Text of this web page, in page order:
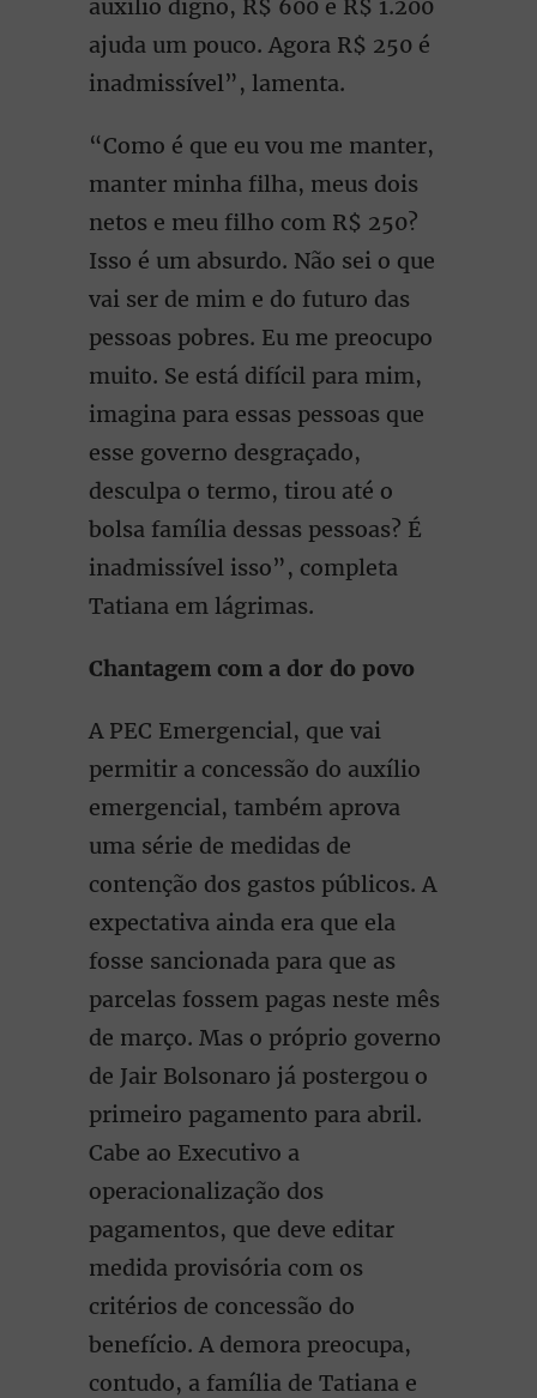
auxílio digno, R$ 600 e R$ 1.200
ajuda um pouco. Agora R$ 250 é
inadmissível”, lamenta.
“Como é que eu vou me manter,
manter minha filha, meus dois
netos e meu filho com R$ 250?
Isso é um absurdo. Não sei o que
vai ser de mim e do futuro das
pessoas pobres. Eu me preocupo
muito. Se está difícil para mim,
imagina para essas pessoas que
esse governo desgraçado,
desculpa o termo, tirou até o
bolsa família dessas pessoas? É
inadmissível isso”, completa
Tatiana em lágrimas.
Chantagem com a dor do povo
A PEC Emergencial, que vai
permitir a concessão do auxílio
emergencial, também aprova
uma série de medidas de
contenção dos gastos públicos. A
expectativa ainda era que ela
fosse sancionada para que as
parcelas fossem pagas neste mês
de março. Mas o próprio governo
de Jair Bolsonaro já postergou o
primeiro pagamento para abril.
Cabe ao Executivo a
operacionalização dos
pagamentos, que deve editar
medida provisória com os
critérios de concessão do
benefício. A demora preocupa,
contudo, a família de Tatiana e